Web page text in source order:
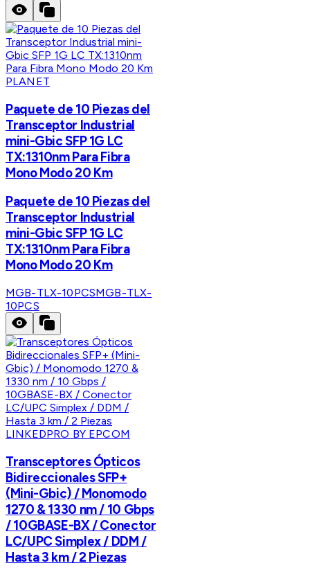
PLANET
Paquete de 10 Piezas del
Transceptor Industrial
mini-Gbic SFP 1G LC
TX:1310nm Para Fibra
Mono Modo 20 Km
Paquete de 10 Piezas del
Transceptor Industrial
mini-Gbic SFP 1G LC
TX:1310nm Para Fibra
Mono Modo 20 Km
MGB-TLX-10PCSMGB-TLX-
10PCS
LINKEDPRO BY EPCOM
Transceptores Ópticos
Bidireccionales SFP+
(Mini-Gbic) / Monomodo
1270 & 1330 nm / 10 Gbps
/ 10GBASE-BX / Conector
LC/UPC Simplex / DDM /
Hasta 3 km / 2 Piezas